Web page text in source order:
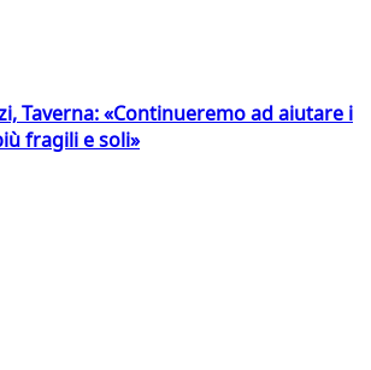
Taverna: «Continueremo ad aiutare i
fragili e soli»